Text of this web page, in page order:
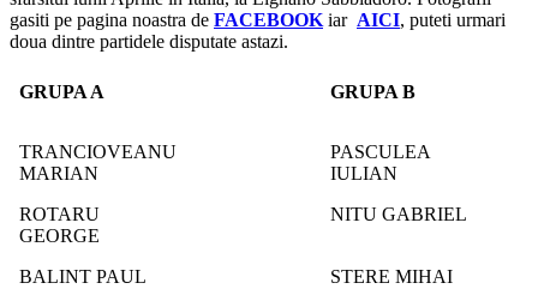
gasiti pe pagina noastra de FACEBOOK iar AICI, puteti urmari
doua dintre partidele disputate astazi.
GRUPA A GRUPA B
TRANCIOVEANU
MARIAN
PASCULEA
IULIAN
ROTARU
GEORGE
NITU GABRIEL
BALINT PAUL
STERE MIHAI